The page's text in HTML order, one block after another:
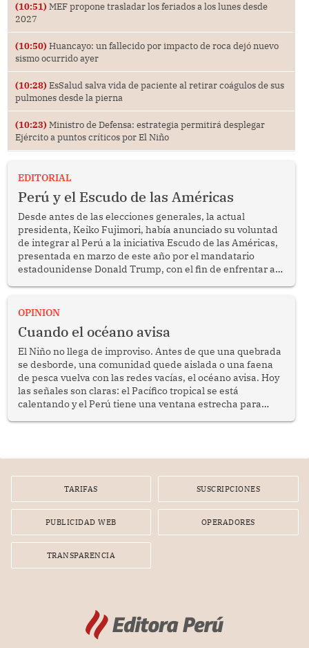
(10:51) MEF propone trasladar los feriados a los lunes desde
2027
(10:50) Huancayo: un fallecido por impacto de roca dejó nuevo
sismo ocurrido ayer
(10:28) EsSalud salva vida de paciente al retirar coágulos de sus
pulmones desde la pierna
(10:23) Ministro de Defensa: estrategia permitirá desplegar
Ejército a puntos críticos por El Niño
EDITORIAL
Perú y el Escudo de las Américas
Desde antes de las elecciones generales, la actual
presidenta, Keiko Fujimori, había anunciado su voluntad
de integrar al Perú a la iniciativa Escudo de las Américas,
presentada en marzo de este año por el mandatario
estadounidense Donald Trump, con el fin de enfrentar al
OPINION
Cuando el océano avisa
El Niño no llega de improviso. Antes de que una quebrada
se desborde, una comunidad quede aislada o una faena
de pesca vuelva con las redes vacías, el océano avisa. Hoy
las señales son claras: el Pacífico tropical se está
calentando y el Perú tiene una ventana estrecha para
TARIFAS SUSCRIPCIONES
PUBLICIDAD WEB OPERADORES
TRANSPARENCIA